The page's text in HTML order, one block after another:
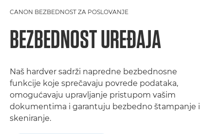
CANON BEZBEDNOST ZA POSLOVANJE
BEZBEDNOST UREĐAJA
Naš hardver sadrži napredne bezbednosne
funkcije koje sprečavaju povrede podataka,
omogućavaju upravljanje pristupom vašim
dokumentima i garantuju bezbedno štampanje i
skeniranje.